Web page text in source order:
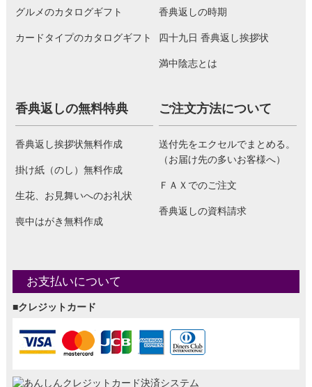
グルメのカタログギフト
カードタイプのカタログギフト
香典返しの時期
四十九日 香典返し挨拶状
満中陰志とは
香典返しの無料特典
香典返し挨拶状無料作成
掛け紙（のし）無料作成
生花、お見舞いへのお礼状
喪中はがき無料作成
ご注文方法について
送付先をエクセルでまとめる。
（お届け先の多いお客様へ）
ＦＡＸでのご注文
香典返しの資料請求
お支払いについて
■クレジットカード